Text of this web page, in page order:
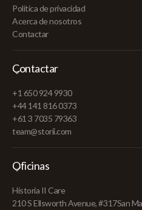
Política de privacidad
Acerca de nosotros
Contactar
Contactar
+1 650 924 9930
+44 141 816 0373
+61 3 7035 79363
team@storii.com
Oficinas
Historia II Care
210 S Ellsworth Avenue, #317San